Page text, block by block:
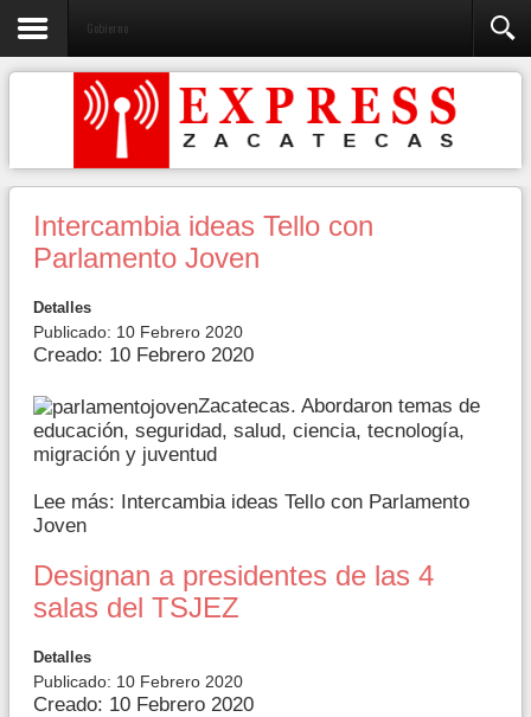
Gobierno
Intercambia ideas Tello con
Parlamento Joven
Detalles
Publicado: 10 Febrero 2020
Creado: 10 Febrero 2020
Zacatecas. Abordaron temas de
educación, seguridad, salud, ciencia, tecnología,
migración y juventud
Lee más: Intercambia ideas Tello con Parlamento
Joven
Designan a presidentes de las 4
salas del TSJEZ
Detalles
Publicado: 10 Febrero 2020
Creado: 10 Febrero 2020